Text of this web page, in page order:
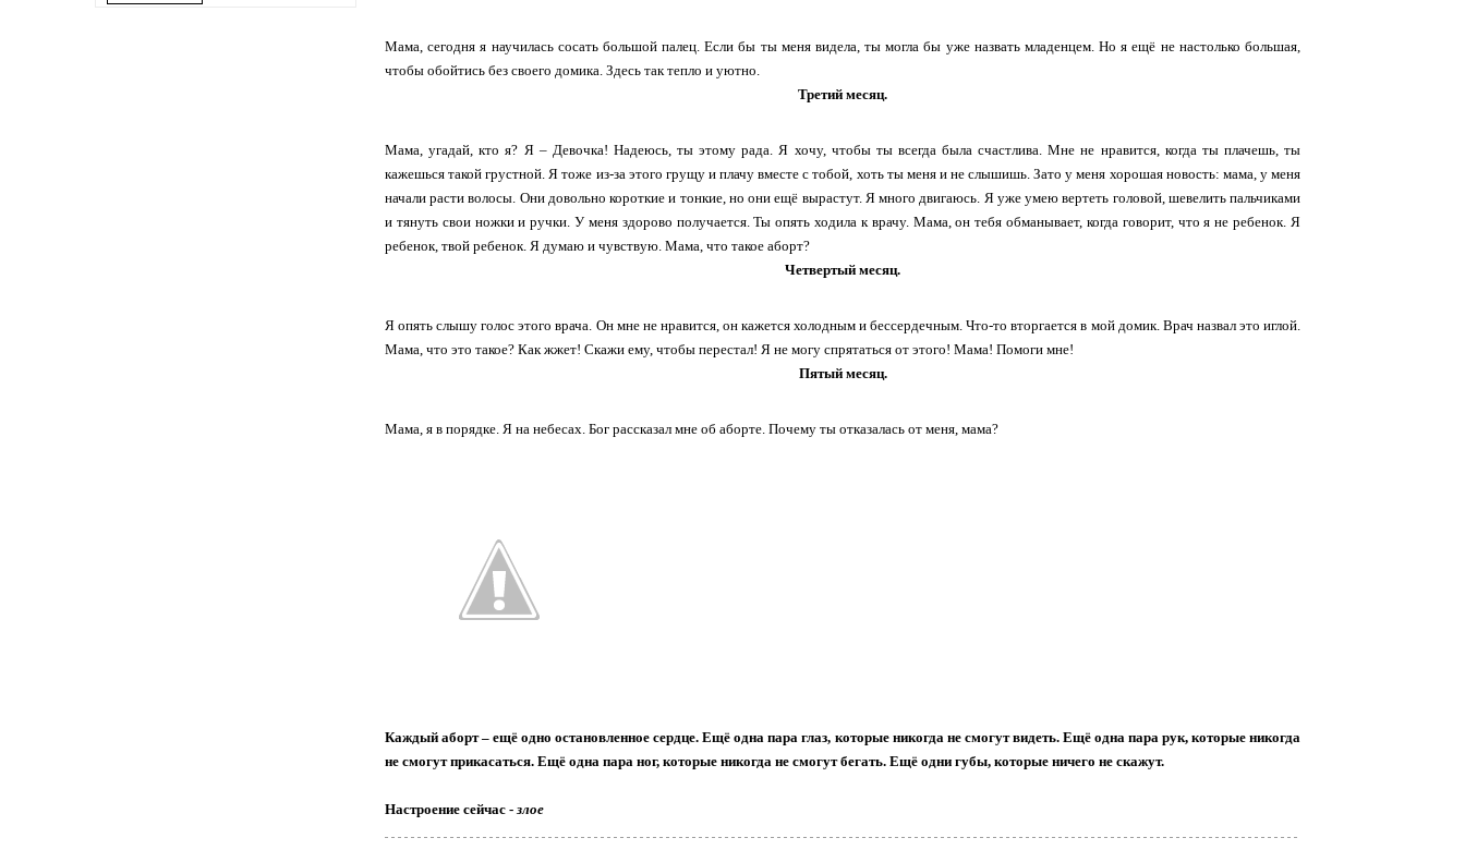
Мама, сегодня я научилась сосать большой палец. Если бы ты меня видела, ты могла бы уже назвать младенцем. Но я ещё не настолько большая,
чтобы обойтись без своего домика. Здесь так тепло и уютно.
Третий месяц.
Мама, угадай, кто я? Я – Девочка! Надеюсь, ты этому рада. Я хочу, чтобы ты всегда была счастлива. Мне не нравится, когда ты плачешь, ты
кажешься такой грустной. Я тоже из-за этого грущу и плачу вместе с тобой, хоть ты меня и не слышишь. Зато у меня хорошая новость: мама, у меня
начали расти волосы. Они довольно короткие и тонкие, но они ещё вырастут. Я много двигаюсь. Я уже умею вертеть головой, шевелить пальчиками
и тянуть свои ножки и ручки. У меня здорово получается. Ты опять ходила к врачу. Мама, он тебя обманывает, когда говорит, что я не ребенок. Я
ребенок, твой ребенок. Я думаю и чувствую. Мама, что такое аборт?
Четвертый месяц.
Я опять слышу голос этого врача. Он мне не нравится, он кажется холодным и бессердечным. Что-то вторгается в мой домик. Врач назвал это иглой.
Мама, что это такое? Как жжет! Скажи ему, чтобы перестал! Я не могу спрятаться от этого! Мама! Помоги мне!
Пятый месяц.
Мама, я в порядке. Я на небесах. Бог рассказал мне об аборте. Почему ты отказалась от меня, мама?
Каждый аборт – ещё одно остановленное сердце. Ещё одна пара глаз, которые никогда не смогут видеть. Ещё одна пара рук, которые никогда
не смогут прикасаться. Ещё одна пара ног, которые никогда не смогут бегать. Ещё одни губы, которые ничего не скажут.
Настроение сейчас -злое